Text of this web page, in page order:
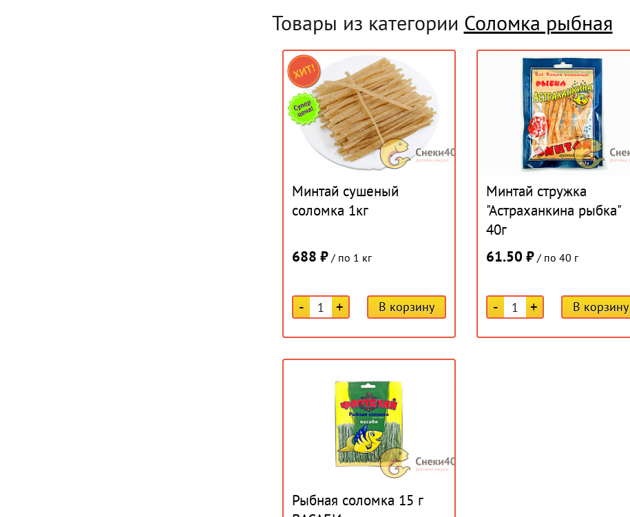
Товары из категории Соломка рыбная
Минтай сушеный
соломка 1кг
688 ₽/ по 1 кг
- + В корзину
Минтай стружка
"Астраханкина рыбка"
40г
61.50 ₽/ по 40 г
- + В корзину
Рыбная соломка 15 г